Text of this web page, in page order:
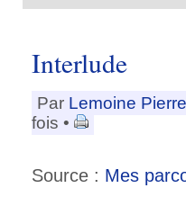
Interlude
Par Lemoine Pierre
fois •
Source : Mes